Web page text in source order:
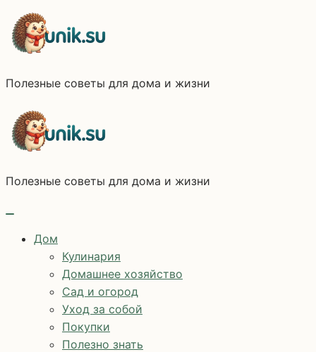
Перейти
содержимому
Полезные советы для дома и жизни
Полезные советы для дома и жизни
Дом
Кулинария
Домашнее хозяйство
Сад и огород
Уход за собой
Покупки
Полезно знать